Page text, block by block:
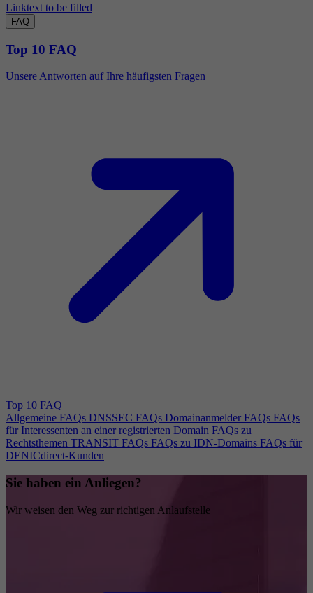
Linktext to be filled
FAQ
Top 10 FAQ
Unsere Antworten auf Ihre häufigsten Fragen
Top 10 FAQ
Allgemeine FAQs DNSSEC FAQs Domainanmelder FAQs FAQs
für Interessenten an einer registrierten Domain FAQs zu
Rechtsthemen TRANSIT FAQs FAQs zu IDN-Domains FAQs für
DENICdirect-Kunden
Sie haben ein Anliegen?
Wir weisen den Weg zur richtigen Anlaufstelle